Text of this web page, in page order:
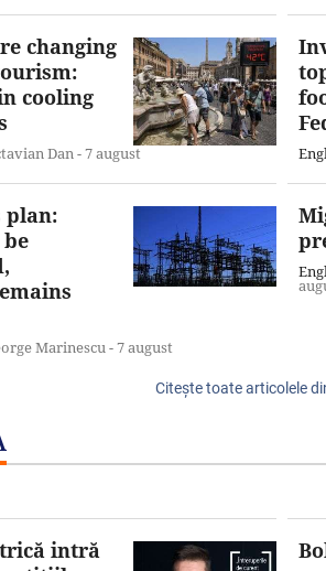
changing
cooling
Dan -7 august
plan:
Marinescu -7 august
Citeşte toate articolele
intră